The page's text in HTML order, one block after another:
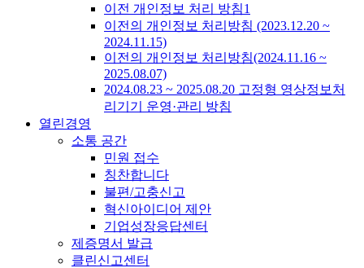
이전 개인정보 처리 방침1
이전의 개인정보 처리방침 (2023.12.20 ~
2024.11.15)
이전의 개인정보 처리방침(2024.11.16 ~
2025.08.07)
2024.08.23 ~ 2025.08.20 고정형 영상정보처
리기기 운영·관리 방침
열린경영
소통 공간
민원 접수
칭찬합니다
불편/고충신고
혁신아이디어 제안
기업성장응답센터
제증명서 발급
클린신고센터